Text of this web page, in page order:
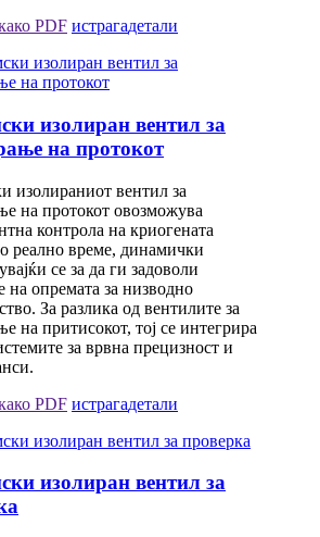
PDF истрагадетали
изолиран вентил за
на протокот
изолираниот вентил за
на протокот овозможува
контрола на криогената
реално време, динамички
се за да ги задоволи
на опремата за низводно
За разлика од вентилите за
на притисокот, тој се интегрира
за врвна прецизност и
PDF истрагадетали
изолиран вентил за